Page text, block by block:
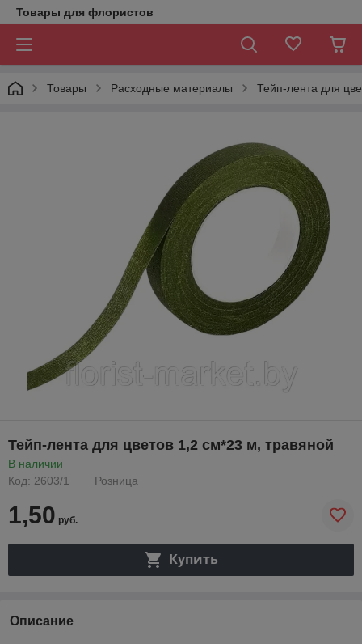
Товары для флористов
Товары Расходные материалы Тейп-лента для
Тейп-лента для цветов 1,2 см*23 м, травяной
В наличии
Код: 2603/1
Розница
1,50 руб.
Купить
Описание